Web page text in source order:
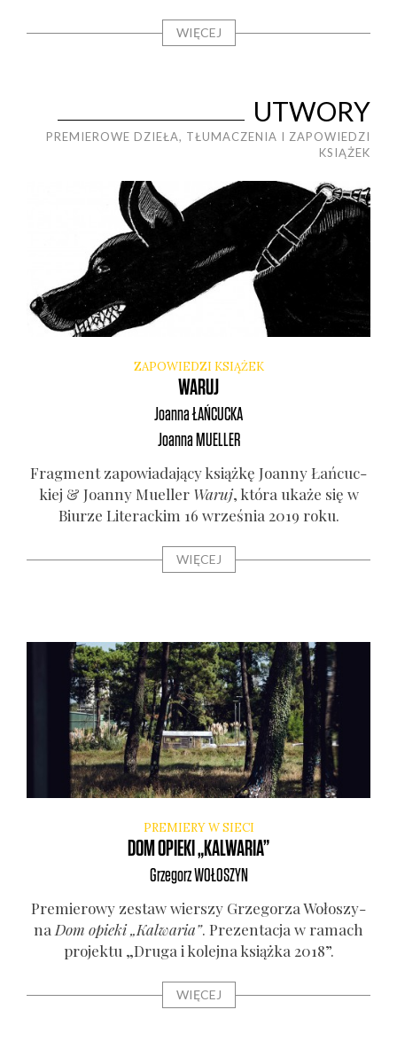
WIĘCEJ
UTWORY
PREMIEROWE DZIEŁA, TŁUMACZENIA I ZAPOWIEDZI
KSIĄŻEK
ZAPOWIEDZI KSIĄŻEK
WARUJ
JoannaŁAŃCUCKA
Joanna MUELLER
Frag­ment zapo­wia­da­ją­cy książ­kę Joan­ny Łań­cuc­
kiej & Joan­ny Muel­ler Waruj, któ­ra uka­że się w
Biu­rze Lite­rac­kim 16 wrze­śnia 2019 roku.
WIĘCEJ
PREMIERY W SIECI
DOM OPIEKI „KALWARIA”
GrzegorzWOŁOSZYN
Pre­mie­ro­wy zestaw wier­szy Grze­go­rza Woło­szy­
na Dom opie­ki „Kal­wa­ria”. Pre­zen­ta­cja w ramach
pro­jek­tu „Dru­ga i kolej­na książ­ka 2018”.
WIĘCEJ